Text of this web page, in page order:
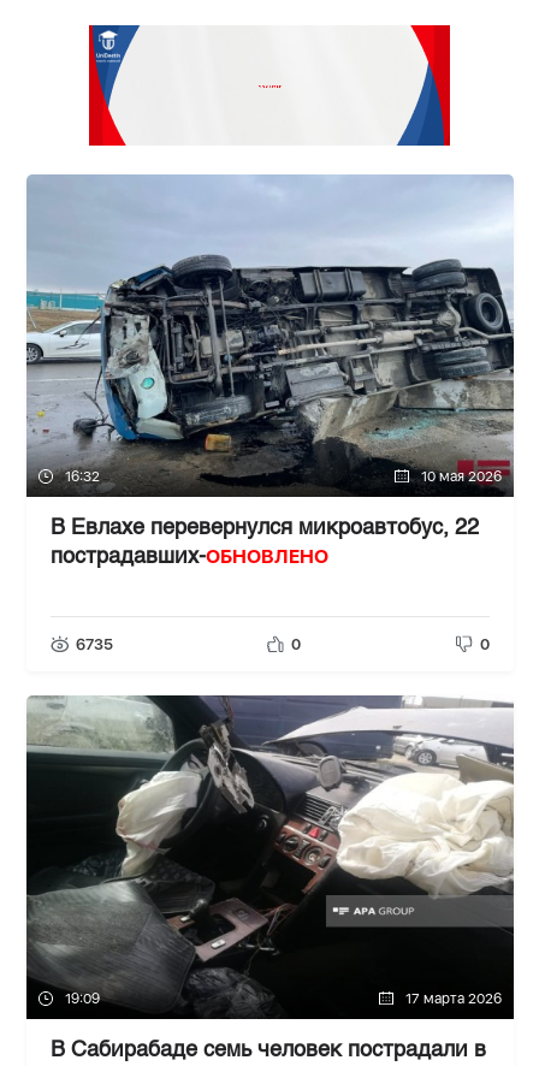
16:32 10 мая 2026
В Евлахе перевернулся микроавтобус, 22
пострадавших-ОБНОВЛЕНО
6735 0 0
19:09 17 марта 2026
В Сабирабаде семь человек пострадали в